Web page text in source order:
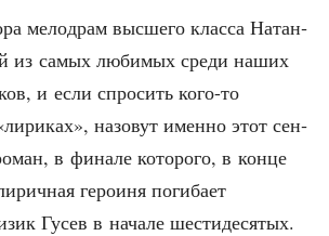
мело­драм выс­ше­го клас­са Натан­
из самых люби­мых сре­ди наших
и если спро­сить кого-то
назо­вут имен­но этот сен­
в фина­ле кото­ро­го, в кон­це
геро­и­ня поги­ба­ет
Гусев в нача­ле шести­де­ся­тых.